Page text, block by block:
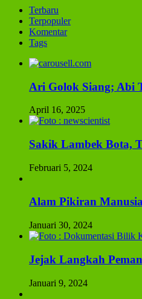
Terbaru
Terpopuler
Komentar
Tags
Ari Golok Siang; Abi
April 16, 2025
Sakik Lambek Bota,
Februari 5, 2024
Alam Pikiran
Januari 30, 2024
Jejak Langkah
Januari 9, 2024